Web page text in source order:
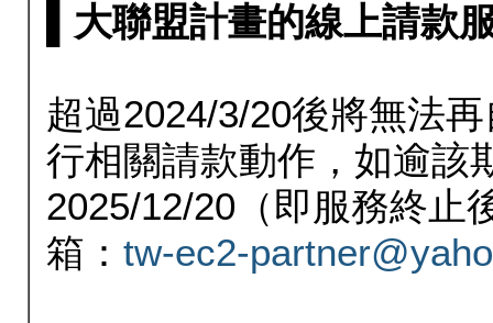
▌大聯盟計畫的線上請款
超過2024/3/20後將無法
行相關請款動作，如逾該
2025/12/20（即服務終止
箱： tw-ec2-